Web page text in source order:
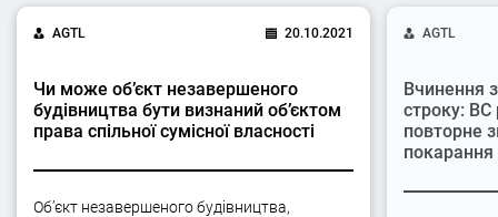
AGTL 20.10.2021
Чи може об’єкт незавершеного
будівництва бути визнаний об’єктом
права спільної сумісної власності
Об’єкт незавершеного будівництва,
AGTL
Вчинення
строку: ВС
повторне